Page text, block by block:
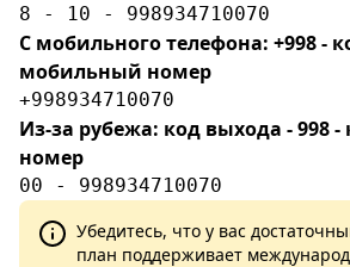
8 - 10 - 998934710070
С мобильного телефона: +998 -
мобильный номер
+998934710070
Из-за рубежа: код выхода - 998 -
номер
00 - 998934710070
Убедитесь, что у вас
план поддерживает